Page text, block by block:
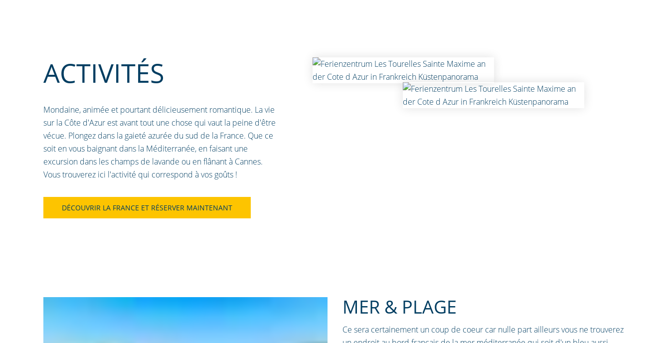
ACTIVITÉS
Mondaine, animée et pourtant délicieusement romantique. La vie
sur la Côte d'Azur est avant tout une chose qui vaut la peine d'être
vécue. Plongez dans la gaieté azurée du sud de la France. Que ce
soit en vous baignant dans la Méditerranée, en faisant une
excursion dans les champs de lavande ou en flânant à Cannes.
Vous trouverez ici l'activité qui correspond à vos goûts !
DÉCOUVRIR LA FRANCE ET RÉSERVER MAINTENANT
MER & PLAGE
Ce sera certainement un coup de coeur car nulle part ailleurs vous ne trouverez